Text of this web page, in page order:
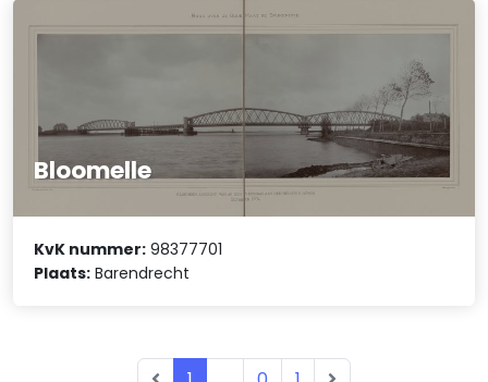
Bloomelle
KvK nummer: 98377701
Plaats: Barendrecht